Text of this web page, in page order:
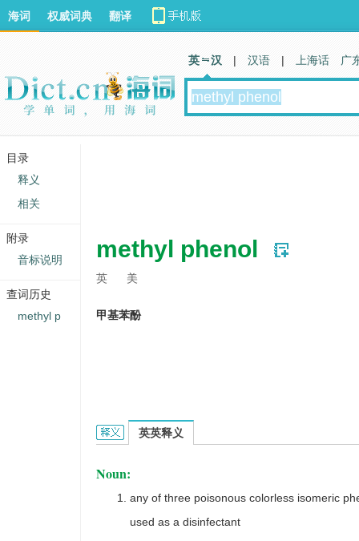
methyl phenol
英 美
甲基苯酚
methyl phenol的英文翻译是什么意思，词典释义与
英英释义
Noun:
any of three poisonous colorless isomeric
used as a disinfectant
海词 权威词典 翻译
英 汉 | 汉语 | 上海话 广
目录
释义
相关
附录
音标说明
查词历史
methyl p